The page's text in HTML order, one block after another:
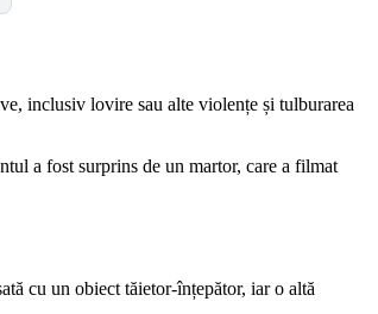
inclusiv lovire sau alte violențe și tulburarea
a fost surprins de un martor, care a filmat
cu un obiect tăietor-înțepător, iar o altă